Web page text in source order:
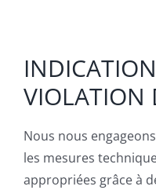
VIOLATION
Nous nous
les mesures
appropriées grâce à